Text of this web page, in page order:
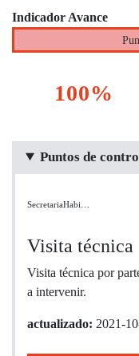
Indicador Avance
100%
Puntos de
SecretariaHabi…
Visita técnica
Visita técnica por
a intervenir.
actualizado: 2021-